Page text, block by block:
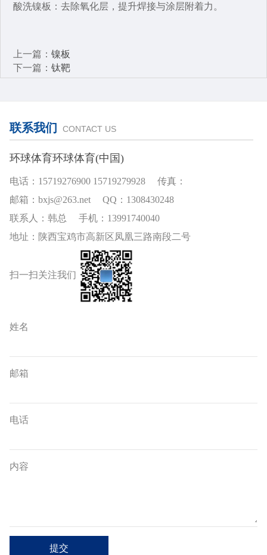
酸洗镍板‌：去除氧化层，提升焊接与涂层附着力。
上一篇： 镍板
下一篇： 钛靶
联系我们 CONTACT US
环球体育环球体育(中国)
电话：15719276900 15719279928 传真：
邮箱：bxjs@263.net QQ：1308430248
联系人：韩总 手机：13991740040
地址：陕西宝鸡市高新区凤凰三路南段二号
扫一扫关注我们
姓名
邮箱
电话
内容
提交